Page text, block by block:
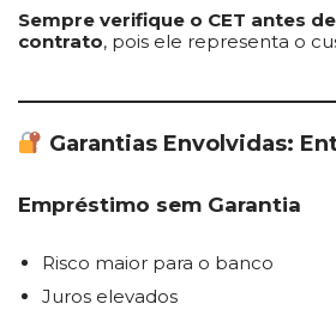
Sempre verifique o CET antes
contrato, pois ele representa o
Garantias Envolvidas:
Empréstimo sem Garantia
Risco maior para o banco
Juros elevados